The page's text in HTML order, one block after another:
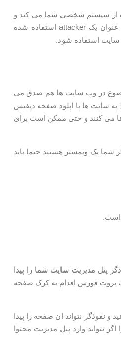
از سیستم شخصی شما می کند و
اگر مشکلی پیش بیاید در ابتدای کار شما باید جوابگوی قانون باشید زیرا از سیستم شما به عنوان یک attacker استفاده شده
استفاده شود.
در وب سایت ها هم صدق می
سایت ها با اپلود صفحه دیفیس
می کنند و حتی ممکن است برای
شما یک وبمستر هستید حتما باید
است.
پنل مدیریت سایت شما را پیدا
بروت فورس اقدام به کرک صفحه
نفوذگر نتواند ان صفحه را پیدا
نتواند وارد پنل مدیریت محتوا